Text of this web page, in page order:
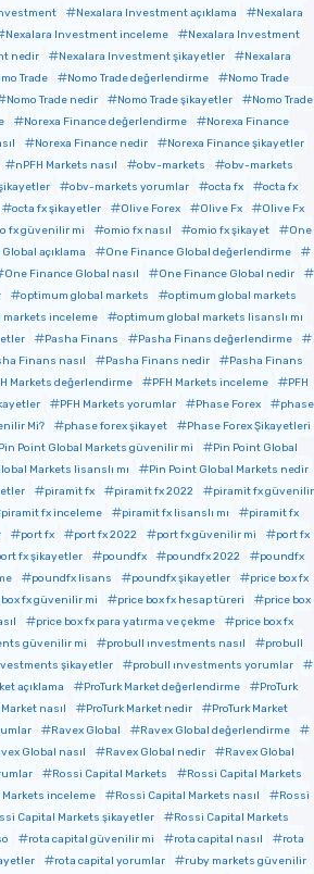
Nexalara Investment açıklama
Nexalara
Nexalara Investment inceleme
Nexalara Investment
nedir Nexalara Investment şikayetler
Nexalara
Trade Nomo Trade değerlendirme
Nomo Trade
Nomo Trade nedir Nomo Trade şikayetler
Nomo Trade
Norexa Finance değerlendirme
Norexa Finance
Norexa Finance nedir
Norexa Finance şikayetler
nPFH Markets nasıl obv-markets
obv-markets
obv-markets yorumlar octa fx
octa fx
octa fx şikayetler Olive Forex Olive Fx
Olive Fx
fx güvenilir mi omio fx nasıl omio fx şikayet
One
açıklama
One Finance Global değerlendirme
One Finance Global nasıl
One Finance Global nedir
optimum global markets
optimum global markets
inceleme
optimum global markets lisanslı mı
Pasha Finans
Pasha Finans değerlendirme
Finans nasıl Pasha Finans nedir
Pasha Finans
Markets değerlendirme PFH Markets inceleme
PFH
PFH Markets yorumlar Phase Forex
phase
Mi? phase forex şikayet
Phase Forex Şikayetleri
Point Global Markets güvenilir mi
Pin Point Global
Markets lisanslı mı
Pin Point Global Markets nedir
piramit fx piramit fx 2022
piramit fx güvenilir
piramit fx inceleme piramit fx lisanslı mı
piramit fx
port fx port fx 2022 port fx güvenilir mi
port fx
fx şikayetler poundfx poundfx 2022
poundfx
poundfx lisans poundfx şikayetler
price box fx
fx güvenilir mi price box fx hesap türeri
price box
price box fx para yatırma ve çekme
price box fx
güvenilir mi probull ınvestments nasıl
probull
şikayetler
probull ınvestments yorumlar
açıklama ProTurk Market değerlendirme
ProTurk
nasıl ProTurk Market nedir
ProTurk Market
Ravex Global
Ravex Global değerlendirme
Global nasıl Ravex Global nedir
Ravex Global
Rossi Capital Markets
Rossi Capital Markets
inceleme Rossi Capital Markets nasıl
Rossi
Capital Markets şikayetler
Rossi Capital Markets
rota capital güvenilir mi rota capital nasıl
rota
rota capital yorumlar
ruby markets güvenilir